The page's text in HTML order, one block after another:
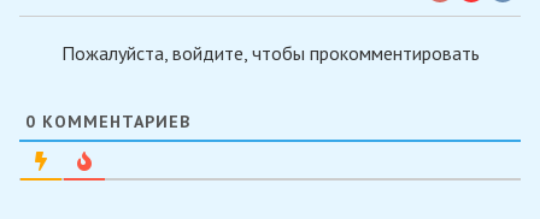
Пожалуйста, войдите, чтобы прокомментировать
0 КОММЕНТАРИЕВ